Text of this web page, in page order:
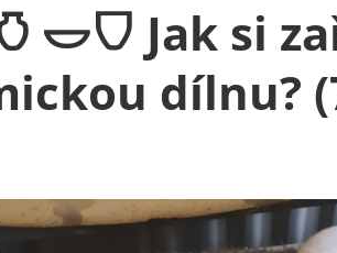
𐃬𐃴 Jak si
dílnu?